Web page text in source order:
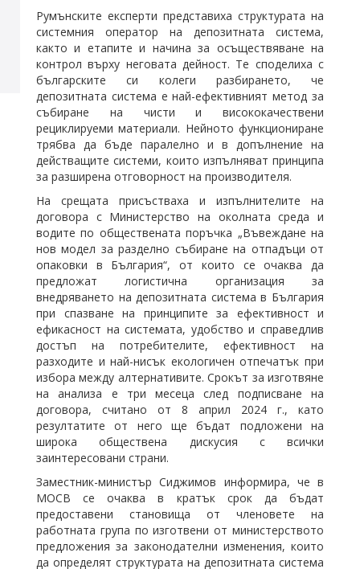
Румънските експерти представиха структурата на
системния оператор на депозитната система,
както и етапите и начина за осъществяване на
контрол върху неговата дейност. Те споделиха с
българските си колеги разбирането, че
депозитната система е най-ефективният метод за
събиране на чисти и висококачествени
рециклируеми материали. Нейното функциониране
трябва да бъде паралелно и в допълнение на
действащите системи, които изпълняват принципа
за разширена отговорност на производителя.
На срещата присъстваха и изпълнителите на
договора с Министерство на околната среда и
водите по обществената поръчка „Въвеждане на
нов модел за разделно събиране на отпадъци от
опаковки в България“, от които се очаква да
предложат логистична организация за
внедряването на депозитната система в България
при спазване на принципите за ефективност и
ефикасност на системата, удобство и справедлив
достъп на потребителите, ефективност на
разходите и най-нисък екологичен отпечатък при
избора между алтернативите. Срокът за изготвяне
на анализа е три месеца след подписване на
договора, считано от 8 април 2024 г., като
резултатите от него ще бъдат подложени на
широка обществена дискусия с всички
заинтересовани страни.
Заместник-министър Сиджимов информира, че в
МОСВ се очаква в кратък срок да бъдат
предоставени становища от членовете на
работната група по изготвени от министерството
предложения за законодателни изменения, които
да определят структурата на депозитната система